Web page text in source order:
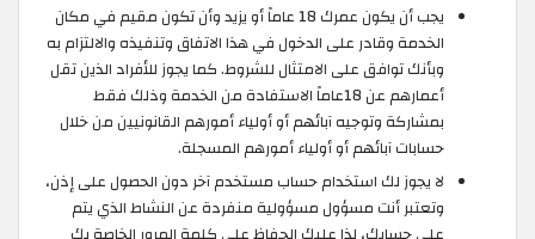
يجب أن يكون عمرك 18 عاماً أو يزيد وأن تكون مقيم في مكان
الخدمة وقادر على الدخول في هذا الاتفاق وتنفيذه والالتزام به
وبأنك توافق على الامتثال للشروط. كما يجوز للأفراد الذين تقل
أعمارهم عن 18عاماً الاستفادة من الخدمة وذلك فقط
بمشاركة وتوجيه آبائهم أو أولياء أمورهم القانونيين من خلال
حسابات آبائهم أو أولياء أمورهم المسجلة.
لا يجوز لك استخدام حساب مستخدم آخر دون الحصول على إذن،
وتعتبر أنت مسؤول مسؤولية منفردة عن النشاط الذي يتم